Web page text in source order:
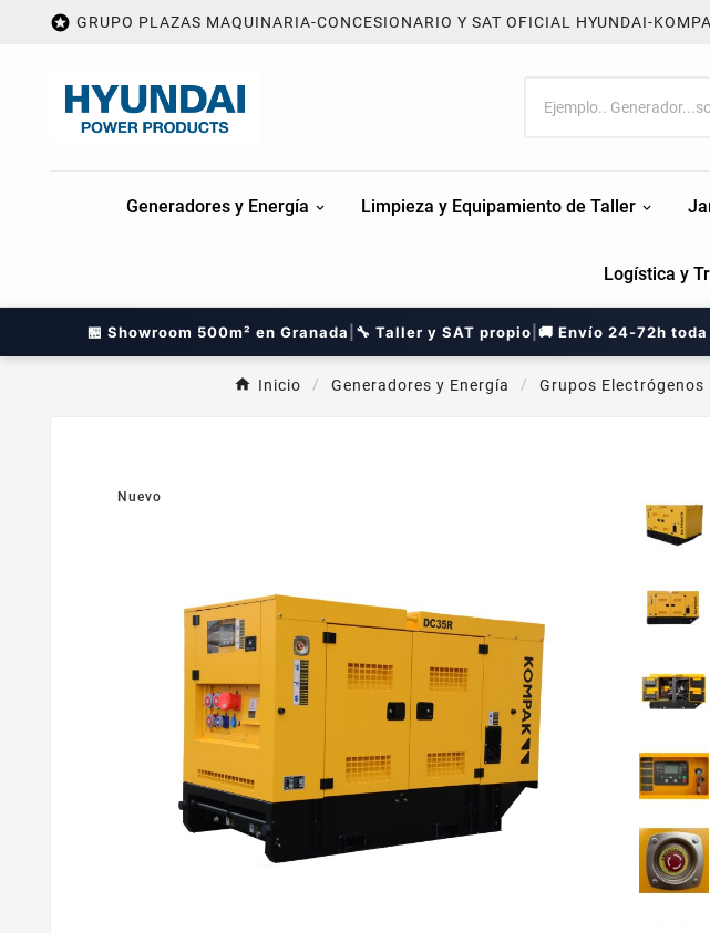
 GRUPO PLAZAS MAQUINARIA-CONCESIONARIO Y SAT OFICIAL HYUNDAI-
Generadores y Energía Limpieza y Equipamiento de Taller
Logística y
🏪 Showroom 500m² en Granada 🔧 Taller y SAT propio 🚚 Envío 24-72h toda
Inicio Generadores y Energía Grupos Electrógenos
Nuevo